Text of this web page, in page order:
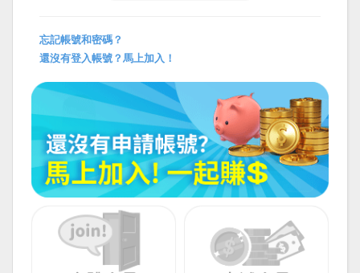
忘記帳號和密碼？
還沒有登入帳號？馬上加入！